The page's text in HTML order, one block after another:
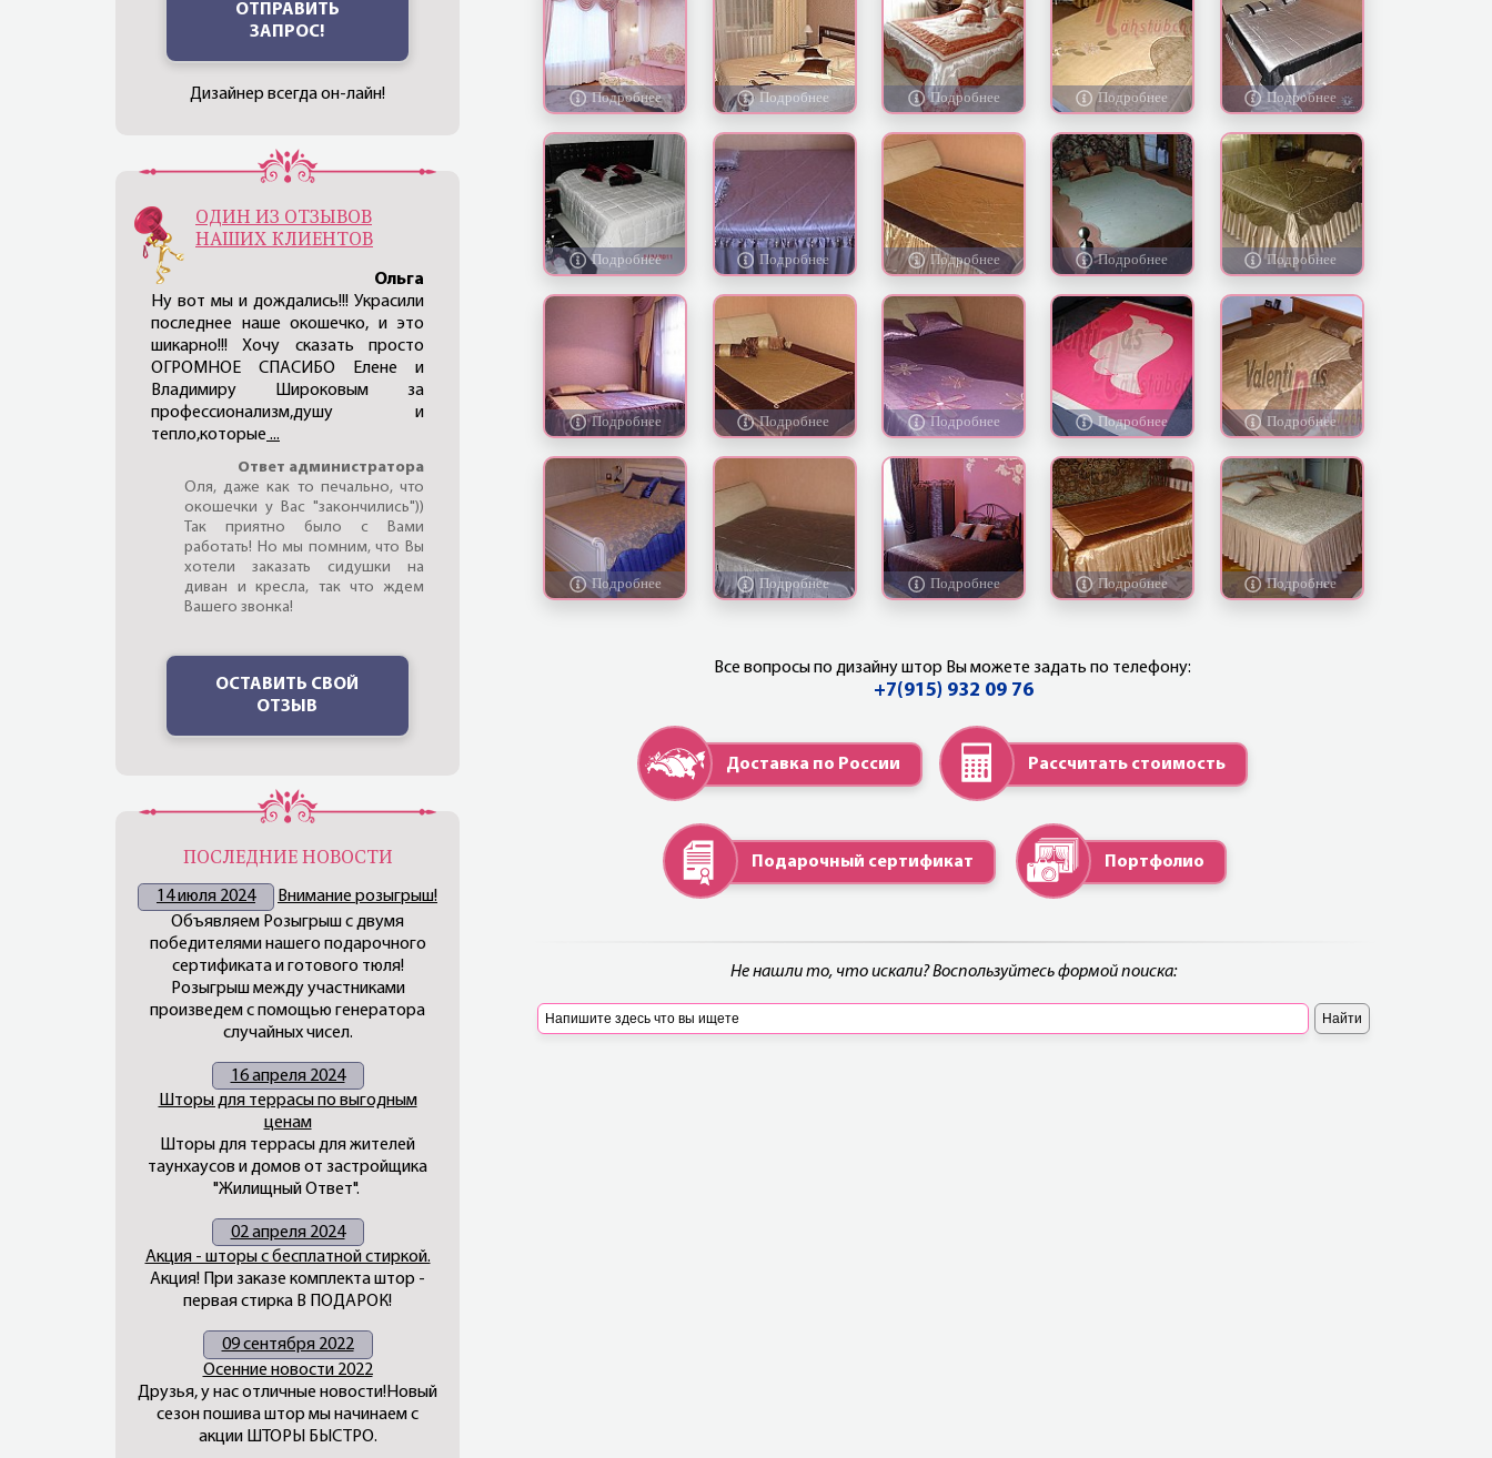
Все вопросы по дизайну штор Вы можете задать по телефону:
+7(915) 932 09 76
Доставка по России Рассчитать стоимость
Подарочный сертификат Портфолио
Не нашли то, что искали? Воспользуйтесь формой поиска:
ОТПРАВИТЬ
ЗАПРОС!
Дизайнер всегда он-лайн!
ОДИН ИЗ ОТЗЫВОВ
НАШИХ КЛИЕНТОВ
Ольга
Ну вот мы и дождались!!! Украсили
последнее наше окошечко, и это
шикарно!!! Хочу сказать просто
ОГРОМНОЕ СПАСИБО Еленe и
Владимиру Широковым за
профессионализм,душу и
тепло,которые ...
Ответ администратора
Оля, даже как то печально, что
окошечки у Вас "закончились"))
Так приятно было с Вами
работать! Но мы помним, что Вы
хотели заказать сидушки на
диван и кресла, так что ждем
Вашего звонка!
ОСТАВИТЬ СВОЙ
ОТЗЫВ
ПОСЛЕДНИЕ НОВОСТИ
14 июля 2024
Внимание розыгрыш!
Объявляем Розыгрыш с двумя
победителями нашего подарочного
сертификата и готового тюля!
Розыгрыш между участниками
произведем с помощью генератора
случайных чисел.
16 апреля 2024
Шторы для террасы по выгодным
ценам
Шторы для террасы для жителей
таунхаусов и домов от застройщика
"Жилищный Ответ".
02 апреля 2024
Акция - шторы с бесплатной стиркой.
Акция! При заказе комплекта штор -
первая стирка В ПОДАРОК!
09 сентября 2022
Осенние новости 2022
Друзья, у нас отличные новости!Новый
сезон пошива штор мы начинаем с
акции ШТОРЫ БЫСТРО.